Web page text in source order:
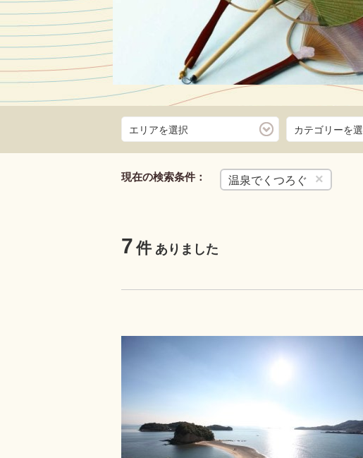
どん店 ６時 瀬戸内海サンセッ
クルージングは敷居が高いと
エリアを選択 カテゴリーを
現在の検索条件： 温泉でくつろぐ ×
7件 ありました